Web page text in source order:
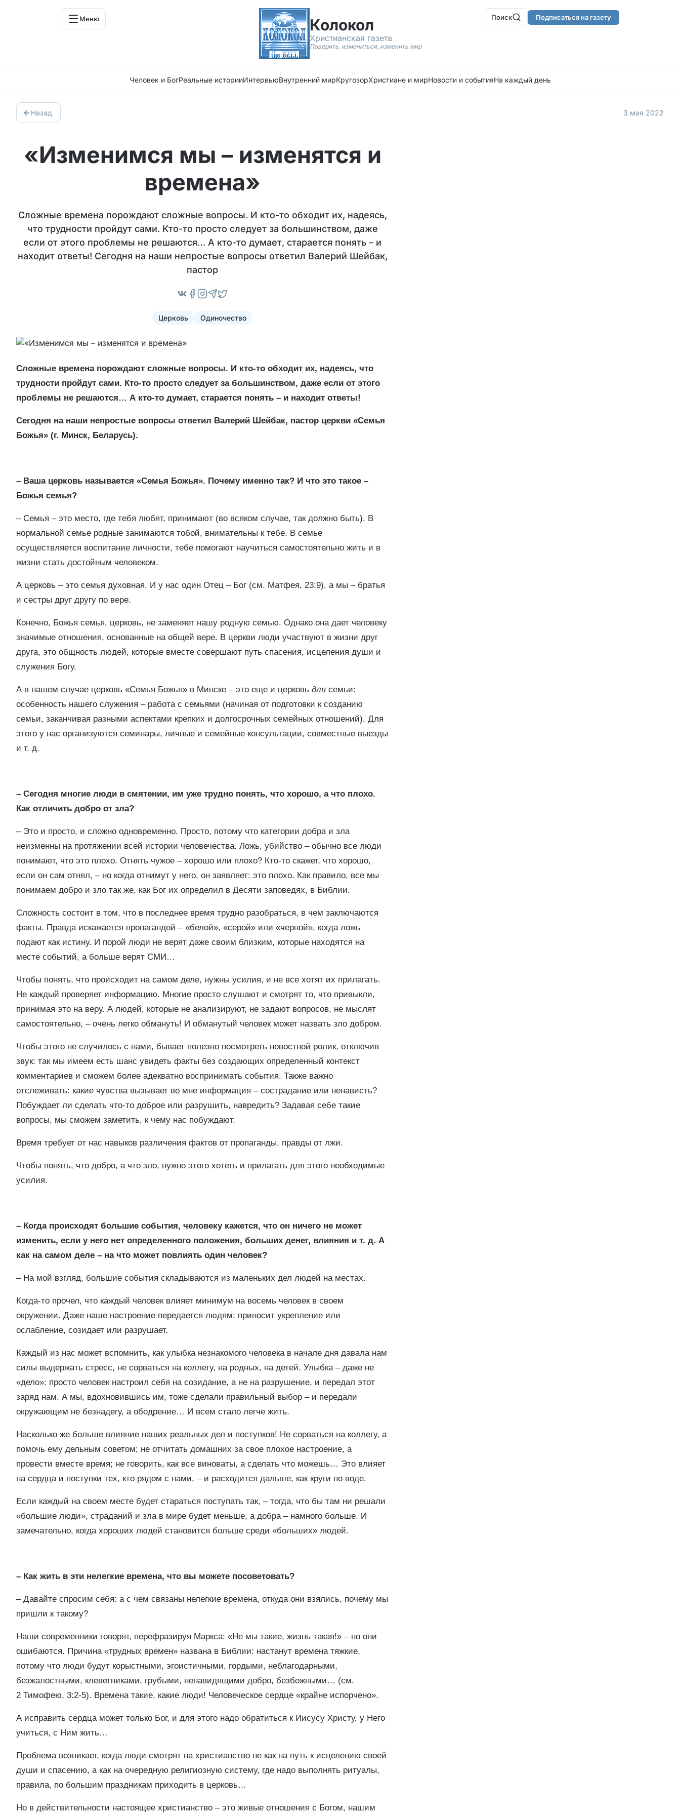
Меню Колокол
Христианская газета
Поверить, измениться, изменить мир
Поиск Подписаться на газету
Человек и БогРеальные историиИнтервьюВнутренний мирКругозорХристиане и мирНовости и событияНа каждый день
Назад 3 мая 2022
«Изменимся мы – изменятся и
времена»
Сложные времена порождают сложные вопросы. И кто-то обходит их, надеясь,
что трудности пройдут сами. Кто-то просто следует за большинством, даже
если от этого проблемы не решаются… А кто-то думает, старается понять – и
находит ответы! Сегодня на наши непростые вопросы ответил Валерий Шейбак,
пастор
Церковь Одиночество
Сложные времена порождают сложные вопросы. И кто-то обходит их, надеясь, что
трудности пройдут сами. Кто-то просто следует за большинством, даже если от этого
проблемы не решаются… А кто-то думает, старается понять – и находит ответы!
Сегодня на наши непростые вопросы ответил Валерий Шейбак, пастор церкви «Семья
Божья» (г. Минск, Беларусь).
– Ваша церковь называется «Семья Божья». Почему именно так? И что это такое –
Божья семья?
– Семья – это место, где тебя любят, принимают (во всяком случае, так должно быть). В
нормальной семье родные занимаются тобой, внимательны к тебе. В семье
осуществляется воспитание личности, тебе помогают научиться самостоятельно жить и в
жизни стать достойным человеком.
А церковь – это семья духовная. И у нас один Отец – Бог (см. Матфея, 23:9), а мы – братья
и сестры друг другу по вере.
Конечно, Божья семья, церковь, не заменяет нашу родную семью. Однако она дает человеку
значимые отношения, основанные на общей вере. В церкви люди участвуют в жизни друг
друга, это общность людей, которые вместе совершают путь спасения, исцеления души и
служения Богу.
А в нашем случае церковь «Семья Божья» в Минске – это еще и церковь для семьи:
особенность нашего служения – работа с семьями (начиная от подготовки к созданию
семьи, заканчивая разными аспектами крепких и долгосрочных семейных отношений). Для
этого у нас организуются семинары, личные и семейные консультации, совместные выезды
и т. д.
– Сегодня многие люди в смятении, им уже трудно понять, что хорошо, а что плохо.
Как отличить добро от зла?
– Это и просто, и сложно одновременно. Просто, потому что категории добра и зла
неизменны на протяжении всей истории человечества. Ложь, убийство – обычно все люди
понимают, что это плохо. Отнять чужое – хорошо или плохо? Кто-то скажет, что хорошо,
если он сам отнял, – но когда отнимут у него, он заявляет: это плохо. Как правило, все мы
понимаем добро и зло так же, как Бог их определил в Десяти заповедях, в Библии.
Сложность состоит в том, что в последнее время трудно разобраться, в чем заключаются
факты. Правда искажается пропагандой – «белой», «серой» или «черной», когда ложь
подают как истину. И порой люди не верят даже своим близким, которые находятся на
месте событий, а больше верят СМИ…
Чтобы понять, что происходит на самом деле, нужны усилия, и не все хотят их прилагать.
Не каждый проверяет информацию. Многие просто слушают и смотрят то, что привыкли,
принимая это на веру. А людей, которые не анализируют, не задают вопросов, не мыслят
самостоятельно, – очень легко обмануть! И обманутый человек может назвать зло добром.
Чтобы этого не случилось с нами, бывает полезно посмотреть новостной ролик, отключив
звук: так мы имеем есть шанс увидеть факты без создающих определенный контекст
комментариев и сможем более адекватно воспринимать события. Также важно
отслеживать: какие чувства вызывает во мне информация – сострадание или ненависть?
Побуждает ли сделать что-то доброе или разрушить, навредить? Задавая себе такие
вопросы, мы сможем заметить, к чему нас побуждают.
Время требует от нас навыков различения фактов от пропаганды, правды от лжи.
Чтобы понять, что добро, а что зло, нужно этого хотеть и прилагать для этого необходимые
усилия.
– Когда происходят большие события, человеку кажется, что он ничего не может
изменить, если у него нет определенного положения, больших денег, влияния и т. д. А
как на самом деле – на что может повлиять один человек?
– На мой взгляд, большие события складываются из маленьких дел людей на местах.
Когда-то прочел, что каждый человек влияет минимум на восемь человек в своем
окружении. Даже наше настроение передается людям: приносит укрепление или
ослабление, созидает или разрушает.
Каждый из нас может вспомнить, как улыбка незнакомого человека в начале дня давала нам
силы выдержать стресс, не сорваться на коллегу, на родных, на детей. Улыбка – даже не
«дело»: просто человек настроил себя на созидание, а не на разрушение, и передал этот
заряд нам. А мы, вдохновившись им, тоже сделали правильный выбор – и передали
окружающим не безнадегу, а ободрение… И всем стало легче жить.
Насколько же больше влияние наших реальных дел и поступков! Не сорваться на коллегу, а
помочь ему дельным советом; не отчитать домашних за свое плохое настроение, а
провести вместе время; не говорить, как все виноваты, а сделать что можешь… Это влияет
на сердца и поступки тех, кто рядом с нами, – и расходится дальше, как круги по воде.
Если каждый на своем месте будет стараться поступать так, – тогда, что бы там ни решали
«большие люди», страданий и зла в мире будет меньше, а добра – намного больше. И
замечательно, когда хороших людей становится больше среди «больших» людей.
– Как жить в эти нелегкие времена, что вы можете посоветовать?
– Давайте спросим себя: а с чем связаны нелегкие времена, откуда они взялись, почему мы
пришли к такому?
Наши современники говорят, перефразируя Маркса: «Не мы такие, жизнь такая!» – но они
ошибаются. Причина «трудных времен» названа в Библии: настанут времена тяжкие,
потому что люди будут корыстными, эгоистичными, гордыми, неблагодарными,
безжалостными, клеветниками, грубыми, ненавидящими добро, безбожными… (см.
2 Тимофею, 3:2-5). Времена такие, какие люди! Человеческое сердце «крайне испорчено».
А исправить сердца может только Бог, и для этого надо обратиться к Иисусу Христу, у Него
учиться, с Ним жить…
Проблема возникает, когда люди смотрят на христианство не как на путь к исцелению своей
души и спасению, а как на очередную религиозную систему, где надо выполнять ритуалы,
правила, по большим праздникам приходить в церковь…
Но в действительности настоящее христианство – это живые отношения с Богом, нашим